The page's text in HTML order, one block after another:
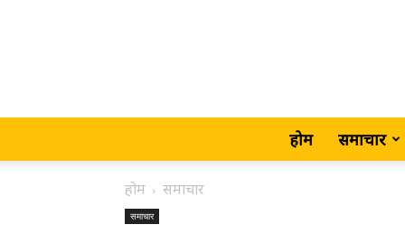
होम समाचार
होम समाचार
समाचार